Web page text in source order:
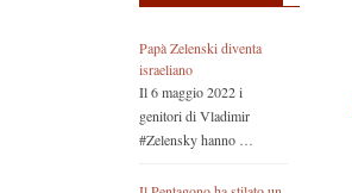
Papà Zelenski diventa
israeliano
Il 6 maggio 2022 i
genitori di Vladimir
#Zelensky hanno …